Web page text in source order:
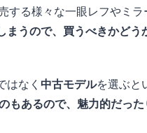
る様々な一眼レフやミラ
うので、買うべきかどう
はなく 中古モデルを選ぶと
あるので、魅力的だった